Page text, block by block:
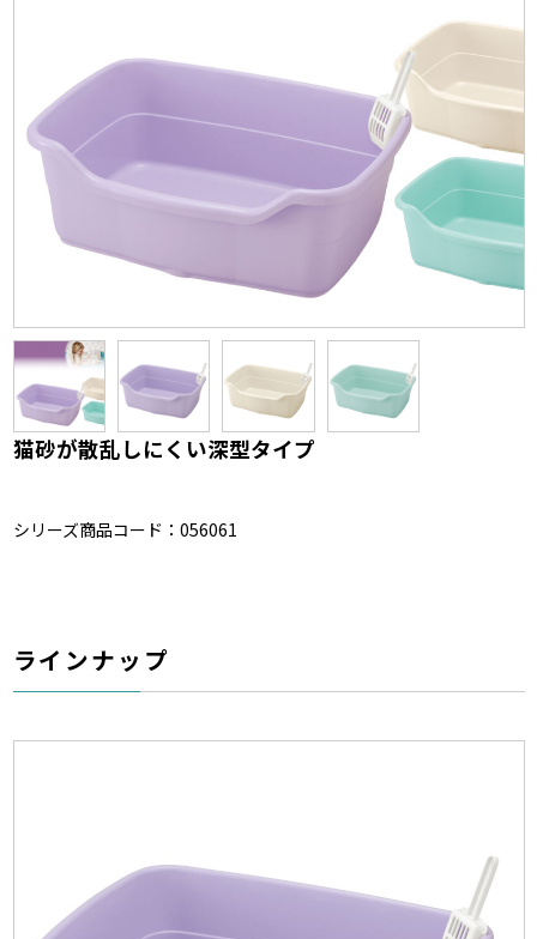
猫砂が散乱しにくい深型タイプ
シリーズ商品コード：056061
ラインナップ